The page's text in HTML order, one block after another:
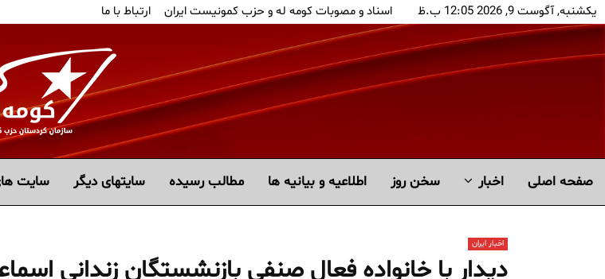
یکشنبه, آگوست 9, 2026 12:05 ب.ظ اسناد و مصوبات کومه له و حزب کمونیست ایران ارتباط با ما
صفحه اصلی اخبار سخن روز اطلاعیه و بیانیه ها مطالب رسیده سايتهاى ديگر سایت
اخبار ایران
دیدار با خانواده فعال صنفی بازنشستگان زندانی